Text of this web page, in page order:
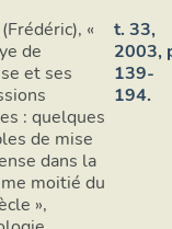
«
de
et ses
: quelques
de mise
dans la
moitié du
»,
t. 33,
2003,
139-
194.